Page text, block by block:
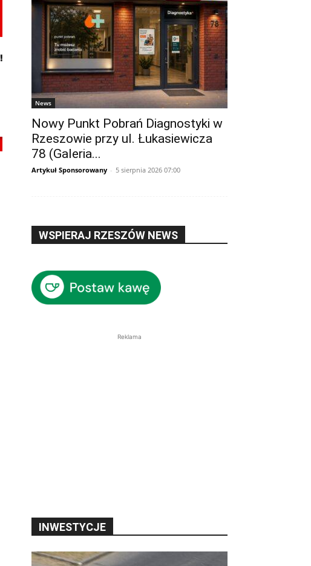
News
Nowy Punkt Pobrań Diagnostyki w
Rzeszowie przy ul. Łukasiewicza
78 (Galeria...
Artykuł Sponsorowany - 5 sierpnia 2026 07:00
WSPIERAJ RZESZÓW NEWS
Reklama
INWESTYCJE